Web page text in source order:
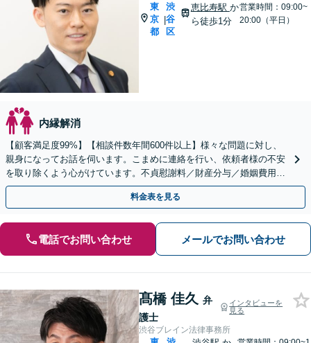
東
京
都
|
渋
谷
区
恵比寿駅 か
ら徒歩1分
営業時間：09:00~
20:00（平日）
内縁解消
【顧客満足度99%】【相談件数年間600件以上】様々な問題に対し、
親身になってお話を伺います。こまめに連絡を行い、依頼者様の不安
を取り除くよう心がけています。不貞慰謝料／財産分与／婚姻費用／
養育費、熟年離婚など、お気軽にご相談ください
料金表を見る
電話でお問い合わせ メールでお問い合わせ
髙橋 佳久 弁
護士
インタビューを
見る
渋谷ブレイン法律事務所